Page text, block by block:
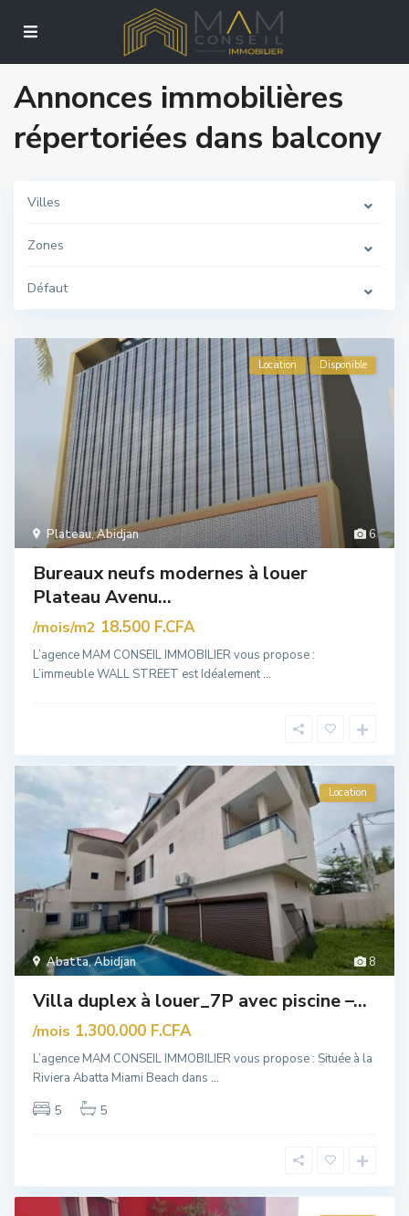
Annonces immobilières
répertoriées dans balcony
Villes
Zones
Défaut
6
Plateau,Abidjan
Location Disponible
Bureaux neufs modernes à louer
Plateau Avenu...
/mois/m2 18.500 F.CFA
L’agence MAM CONSEIL IMMOBILIER vous propose :
L’immeuble WALL STREET est Idéalement ...
8
Abatta,Abidjan
Location
Villa duplex à louer_7P avec piscine –...
/mois 1.300.000 F.CFA
L’agence MAM CONSEIL IMMOBILIER vous propose : Située à la
Riviera Abatta Miami Beach dans ...
5
5